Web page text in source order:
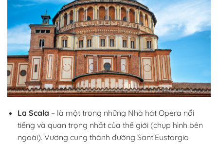
La Scala – là một trong những Nhà hát Opera nổi
tiếng và quan trọng nhất của thế giới (chụp hình bên
ngoài). Vương cung thánh đường Sant’Eustorgio